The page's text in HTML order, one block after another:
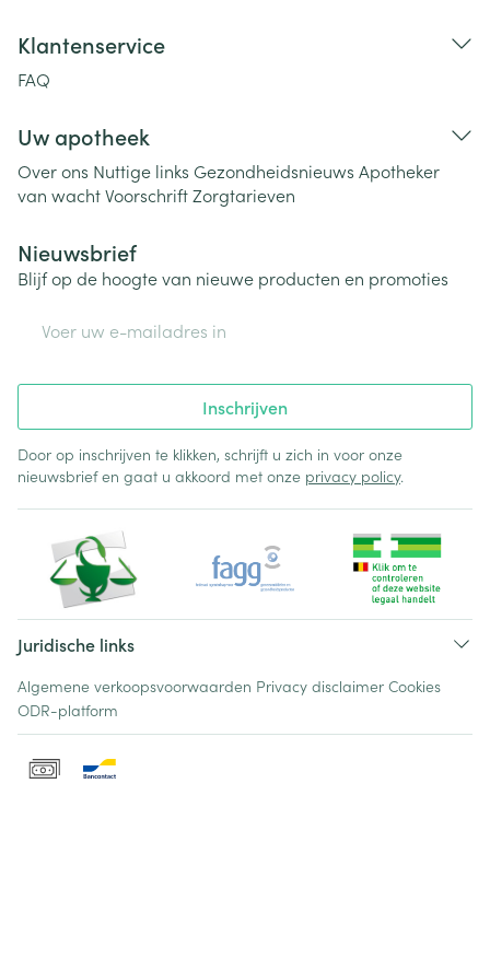
Klantenservice
FAQ
Uw apotheek
Over ons Nuttige links Gezondheidsnieuws Apotheker
van wachtVoorschriftZorgtarieven
Nieuwsbrief
Blijf op de hoogte van nieuwe producten en promoties
Inschrijven
Door op inschrijven te klikken, schrijft u zich in voor onze
nieuwsbrief en gaat u akkoord met onze privacy policy.
Juridische links
Algemene verkoopsvoorwaarden Privacy disclaimer Cookies
ODR-platform